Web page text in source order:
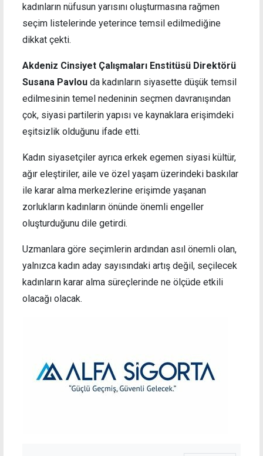
kadınların nüfusun yarısını oluşturmasına rağmen
seçim listelerinde yeterince temsil edilmediğine
dikkat çekti.
Akdeniz Cinsiyet Çalışmaları Enstitüsü Direktörü
Susana Pavlou da kadınların siyasette düşük temsil
edilmesinin temel nedeninin seçmen davranışından
çok, siyasi partilerin yapısı ve kaynaklara erişimdeki
eşitsizlik olduğunu ifade etti.
Kadın siyasetçiler ayrıca erkek egemen siyasi kültür,
ağır eleştiriler, aile ve özel yaşam üzerindeki baskılar
ile karar alma merkezlerine erişimde yaşanan
zorlukların kadınların önünde önemli engeller
oluşturduğunu dile getirdi.
Uzmanlara göre seçimlerin ardından asıl önemli olan,
yalnızca kadın aday sayısındaki artış değil, seçilecek
kadınların karar alma süreçlerinde ne ölçüde etkili
olacağı olacak.